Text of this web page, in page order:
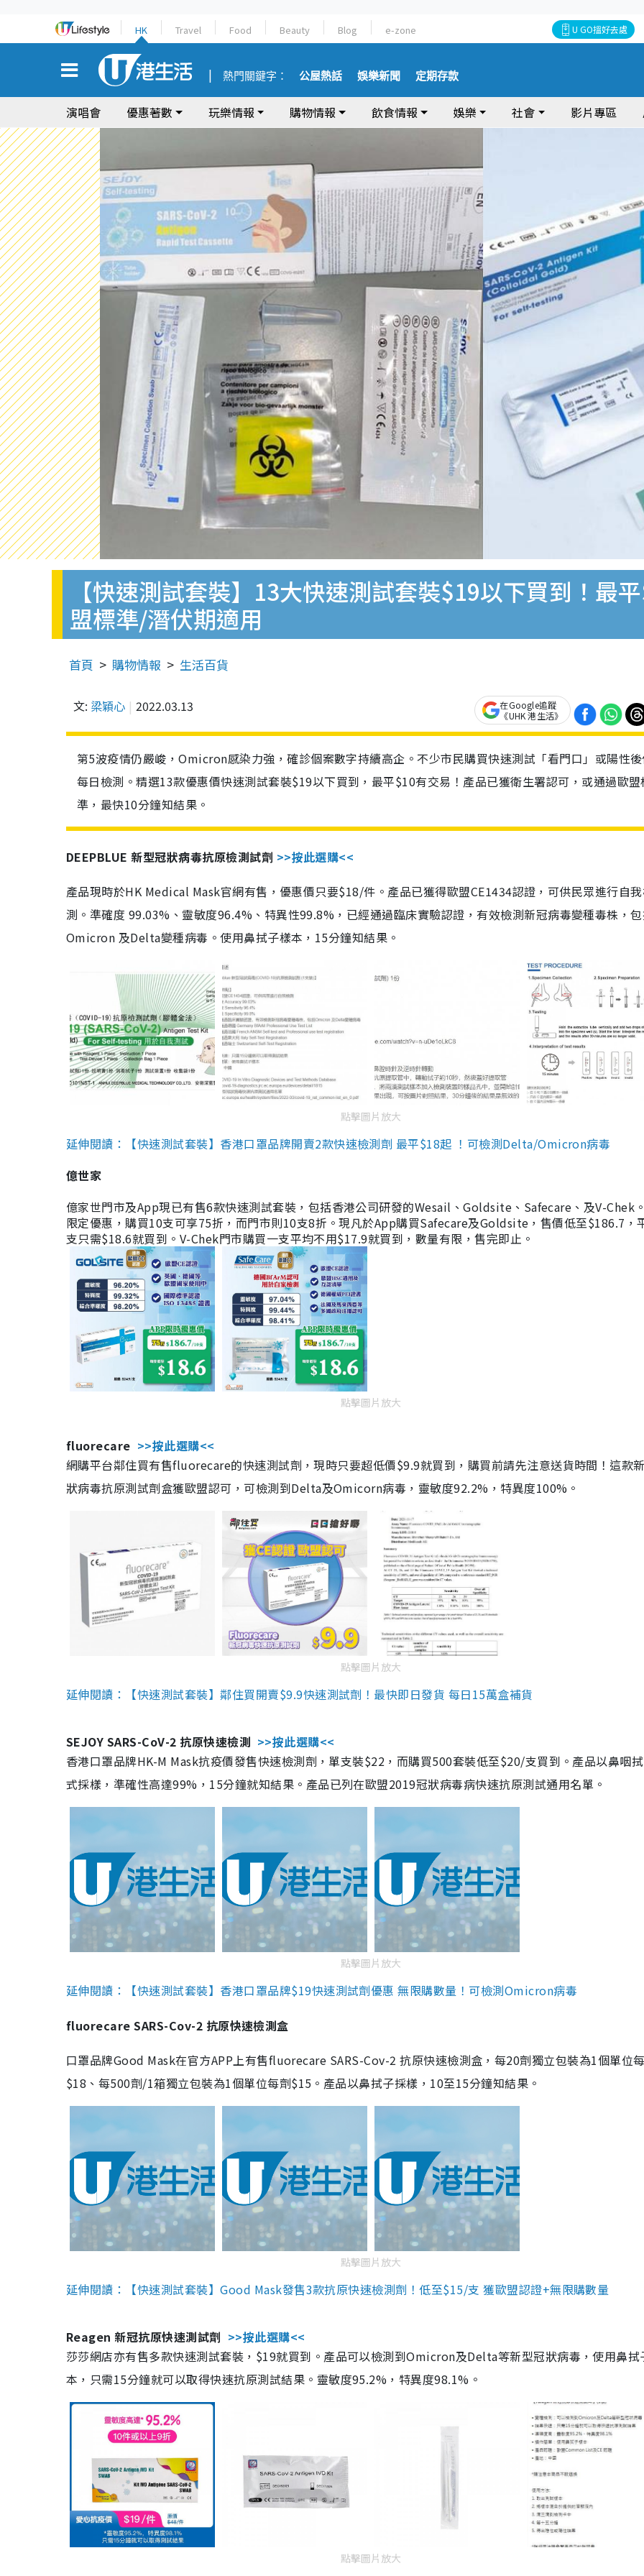
HK Travel Food Beauty Blog e-zone U GO搵好去處
熱門關鍵字： 公屋熱話 娛樂新聞 定期存款
演唱會 優惠著數 玩樂情報 購物情報 飲食情報 娛樂 社會 影片專區
【快速測試套裝】13大快速測試套裝$19以下買到！最
盟標準/潛伏期適用
首頁 購物情報 生活百貨
文: 梁穎心 2022.03.13
在Google追蹤
《UHK 港生活》
第5波疫情仍嚴峻，Omicron感染力強，確診個案數字持續高企。不少市民購買快速測試「看門口」或陽性
每日檢測。精選13款優惠價快速測試套裝$19以下買到，最平$10有交易！產品已獲衛生署認可，或通過歐盟
準，最快10分鐘知結果。
DEEPBLUE 新型冠狀病毒抗原檢測試劑 >>按此選購<<
產品現時於HK Medical Mask官網有售，優惠價只要$18/件。產品已獲得歐盟CE1434認證，可供民眾進行自
測。準確度 99.03%、靈敏度96.4%、特異性99.8%，已經通過臨床實驗認證，有效檢測新冠病毒變種毒株，
Omicron 及Delta變種病毒。使用鼻拭子樣本，15分鐘知結果。
點擊圖片放大
延伸閱讀：【快速測試套裝】香港口罩品牌開賣2款快速檢測劑 最平$18起 ！可檢測Delta/Omicron病毒
億世家
億家世門市及App現已有售6款快速測試套裝，包括香港公司研發的Wesail、Goldsite、Safecare、及V-Chek
限定優惠，購買10支可享75折，而門市則10支8折。現凡於App購買Safecare及Goldsite，售價低至$186.7，
支只需$18.6就買到。V-Chek門市購買一支平均不用$17.9就買到，數量有限，售完即止。
點擊圖片放大
fluorecare >>按此選購<<
網購平台鄰住買有售fluorecare的快速測試劑，現時只要超低價$9.9就買到，購買前請先注意送貨時間！這款
狀病毒抗原測試劑盒獲歐盟認可，可檢測到Delta及Omicorn病毒，靈敏度92.2%，特異度100%。
點擊圖片放大
延伸閱讀：【快速測試套裝】鄰住買開賣$9.9快速測試劑！最快即日發貨 每日15萬盒補貨
SEJOY SARS-CoV-2 抗原快速檢測 >>按此選購<<
香港口罩品牌HK-M Mask抗疫價發售快速檢測劑，單支裝$22，而購買500套裝低至$20/支買到。產品以鼻咽
式採樣，準確性高達99%，15分鐘就知結果。產品已列在歐盟2019冠狀病毒病快速抗原測試通用名單。
點擊圖片放大
延伸閱讀：【快速測試套裝】香港口罩品牌$19快速測試劑優惠 無限購數量！可檢測Omicron病毒
fluorecare SARS-Cov-2 抗原快速檢測盒
口罩品牌Good Mask在官方APP上有售fluorecare SARS-Cov-2 抗原快速檢測盒，每20劑獨立包裝為1個單位
$18、每500劑/1箱獨立包裝為1個單位每劑$15。產品以鼻拭子採樣，10至15分鐘知結果。
點擊圖片放大
延伸閱讀：【快速測試套裝】Good Mask發售3款抗原快速檢測劑！低至$15/支 獲歐盟認證+無限購數量
Reagen 新冠抗原快速測試劑 >>按此選購<<
莎莎網店亦有售多款快速測試套裝，$19就買到。產品可以檢測到Omicron及Delta等新型冠狀病毒，使用鼻拭
本，只需15分鐘就可以取得快速抗原測試結果。靈敏度95.2%，特異度98.1%。
點擊圖片放大